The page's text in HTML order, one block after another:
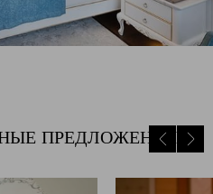
ПРЕДЛОЖЕНИЯ